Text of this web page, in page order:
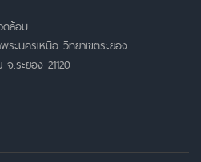
ดล้อม
ระนครเหนือ วิทยาเขตระยอง
.ระยอง 21120